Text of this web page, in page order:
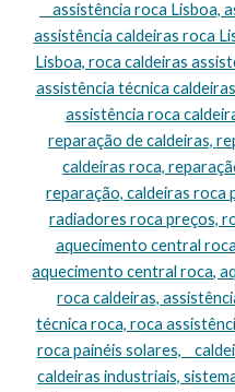
assistência caldeiras roca
Lisboa, roca caldeiras
assistência técnica
assistência roca
reparação de caldeiras,
caldeiras roca,
reparação, caldeiras roca
radiadores roca preços,
aquecimento central
aquecimento central roca,
roca caldeiras,
técnica roca, roca
roca painéis solares,
caldeiras industriais,